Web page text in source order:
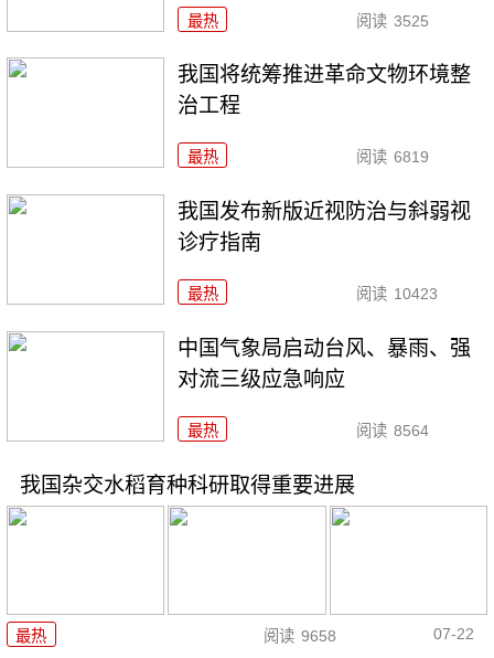
最热 阅读 3525
我国将统筹推进革命文物环境整
治工程
最热 阅读 6819
我国发布新版近视防治与斜弱视
诊疗指南
最热 阅读 10423
中国气象局启动台风、暴雨、强
对流三级应急响应
最热 阅读 8564
我国杂交水稻育种科研取得重要进展
最热 阅读 9658 07-22